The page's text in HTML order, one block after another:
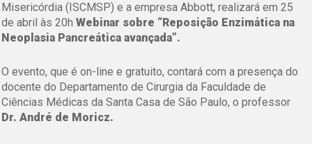
Misericórdia (ISCMSP) e a empresa Abbott, realizará em 25
de abril às 20hWebinar sobre “Reposição Enzimática na
Neoplasia Pancreática avançada”.
O evento, que é on-line e gratuito, contará com a presença do
docente do Departamento de Cirurgia da Faculdade de
Ciências Médicas da Santa Casa de São Paulo, o professor
Dr. André de Moricz.